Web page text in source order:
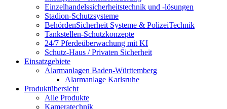
Einzelhandelssicherheitstechnik und -lösungen
Stadion-Schutzsysteme
BehördenSicherheit Systeme & PolizeiTechnik
Tankstellen-Schutzkonzepte​
24/7 Pferdeüberwachung mit KI
Schutz-Haus / Privaten Sicherheit
Einsatzgebiete
Alarmanlagen Baden-Württemberg
Alarmanlage Karlsruhe
Produktübersicht
Alle Produkte
Kameratechnik